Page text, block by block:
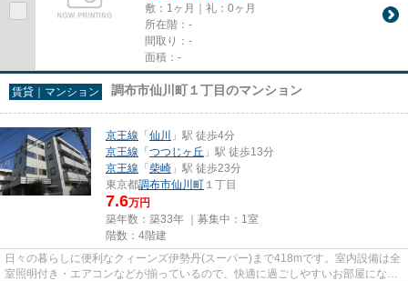
敷：1ヶ月｜礼：0ヶ月
所在階：-
間取り：-
面積：-
賃貸｜マンション 調布市仙川町１丁目のマンション
京王線 「 仙川
」駅 徒歩4分
京王線 「 つつじヶ丘 」駅 徒歩13分
京王線 「 柴崎 」駅 徒歩23分
東京都調布市仙川町 １丁目
7.6万円
築年数：築33年 ｜募集中： 1室
階数：4階建
日々の暮らしに便利なクィーンズ伊勢丹(スーパー)まで418mです。室内設備は全
室照明付き・エアコンなどが揃っているので、快適に過ごしやすいお部屋になり